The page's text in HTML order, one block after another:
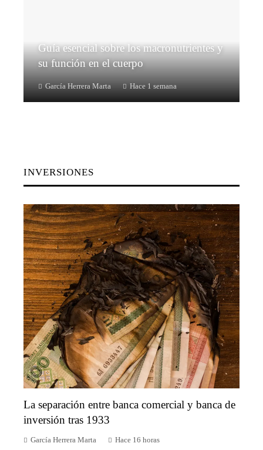
Guía esencial sobre los macronutrientes y
su función en el cuerpo
García Herrera Marta Hace 1 semana
INVERSIONES
La separación entre banca comercial y banca de
inversión tras 1933
García Herrera Marta Hace 16 horas